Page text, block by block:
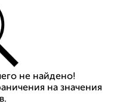
не найдено!
на значения